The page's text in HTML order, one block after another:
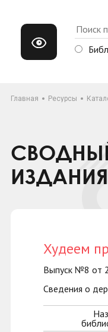
Главная Ресурсы
Худеем
Выпуск №8 от
Сведения о